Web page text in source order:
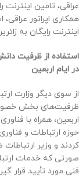
عراقی، تامین
همکاری اپراتور
اینترنت رایگان به
استفاده از ظرفیت
در ایام اربعین
از سوی دیگر وزارت
ظرفیت‌های بخش
اربعین، همراه با
حوزه ارتباطات و
کردند و وزیر
صورتی که خدمات
فنی مورد تأیید قرار